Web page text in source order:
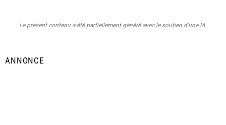
Le présent contenu a été partiellement généré avec le soutien d’une IA.
ANNONCE